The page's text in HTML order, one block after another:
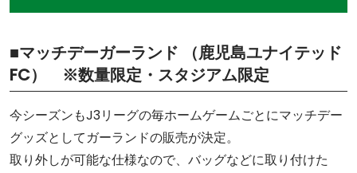
■マッチデーガーランド （鹿児島ユナイテッド
FC） ※数量限定・スタジアム限定
今シーズンもJ3リーグの毎ホームゲームごとにマッチデー
グッズとしてガーランドの販売が決定。
取り外しが可能な仕様なので、バッグなどに取り付けた